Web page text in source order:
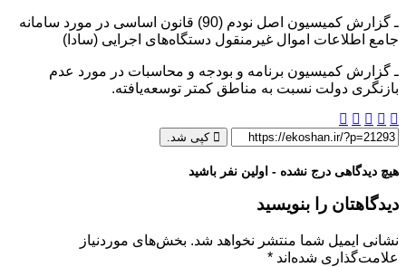
ـ گزارش کمیسیون اصل نودم (90) قانون اساسی در مورد سامانه
جامع اطلاعات اموال غیرمنقول دستگاه‌های اجرایی (سادا)
ـ گزارش کمیسیون برنامه و بودجه و محاسبات در مورد عدم
بازنگری دولت نسبت به مناطق کمتر توسعه‌یافته.
کپی شد.
هیچ دیدگاهی درج نشده - اولین نفر باشید
دیدگاهتان را بنویسید
نشانی ایمیل شما منتشر نخواهد شد. بخش‌های موردنیاز
علامت‌گذاری شده‌اند *